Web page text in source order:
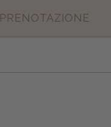
PRENOTAZIONE